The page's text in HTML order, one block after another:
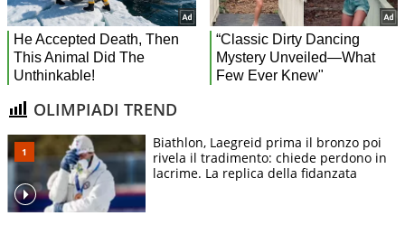
OLIMPIADI TREND
Biathlon, Laegreid prima il bronzo poi
rivela il tradimento: chiede perdono in
lacrime. La replica della fidanzata